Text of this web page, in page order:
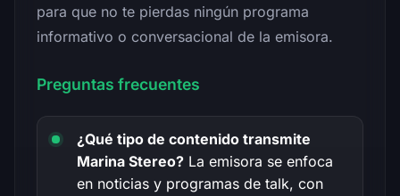
para que no te pierdas ningún programa
informativo o conversacional de la emisora.
Preguntas frecuentes
¿Qué tipo de contenido transmite
Marina Stereo? La emisora se enfoca
en noticias y programas de talk, con